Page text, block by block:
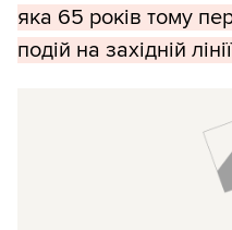
яка 65 років тому
подій на західній